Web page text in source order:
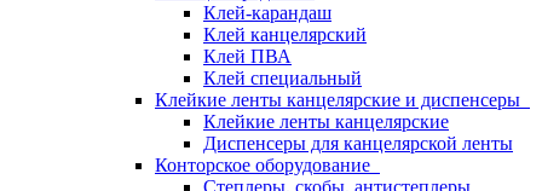
Клей-карандаш
Клей канцелярский
Клей ПВА
Клей специальный
Клейкие ленты канцелярские и диспенсеры
Клейкие ленты канцелярские
Диспенсеры для канцелярской ленты
Конторское оборудование
Степлеры, скобы, антистеплеры